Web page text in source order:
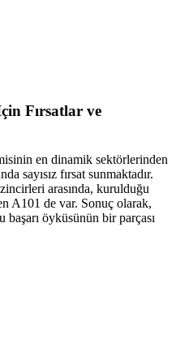
Fırsatlar ve
en dinamik sektörlerinden
sayısız fırsat sunmaktadır.
arasında, kurulduğu
A101 de var. Sonuç olarak,
öyküsünün bir parçası